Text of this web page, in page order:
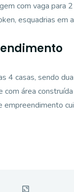
com vaga para
esquadrias
4 casas, sendo
com área